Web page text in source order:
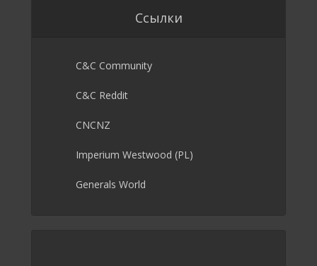
Ссылки
C&C Community
C&C Reddit
CNCNZ
Imperium Westwood (PL)
Generals World